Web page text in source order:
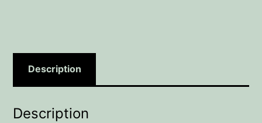
Description
Description